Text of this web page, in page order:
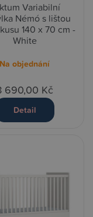
Variabilní
Némó s lištou
140 x 70 cm -
White
Na objednání
690,00 Kč
Detail